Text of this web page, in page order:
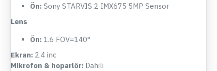
Ön: Sony STARVIS 2 IMX675 5MP Sensor
Lens
Ön: 1.6 FOV=140°
Ekran: 2.4 inc
Mikrofon & hoparlör: Dahili